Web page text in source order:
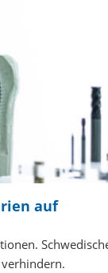
auf